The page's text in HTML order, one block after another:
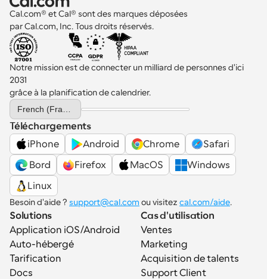
Cal.com® et Cal® sont des marques déposées
par Cal.com, Inc. Tous droits réservés.
Notre mission est de connecter un milliard de personnes d'ici
2031
grâce à la planification de calendrier.
Select Language
Téléchargements
iPhone
Android Chrome
Safari
Bord
Firefox MacOS
Windows
Linux
Besoin d'aide ? support@cal.com ou visitez cal.com/aide.
Solutions
Application iOS/Android
Auto-hébergé
Tarification
Docs
Cas d'utilisation
Ventes
Marketing
Acquisition de talents
Support Client